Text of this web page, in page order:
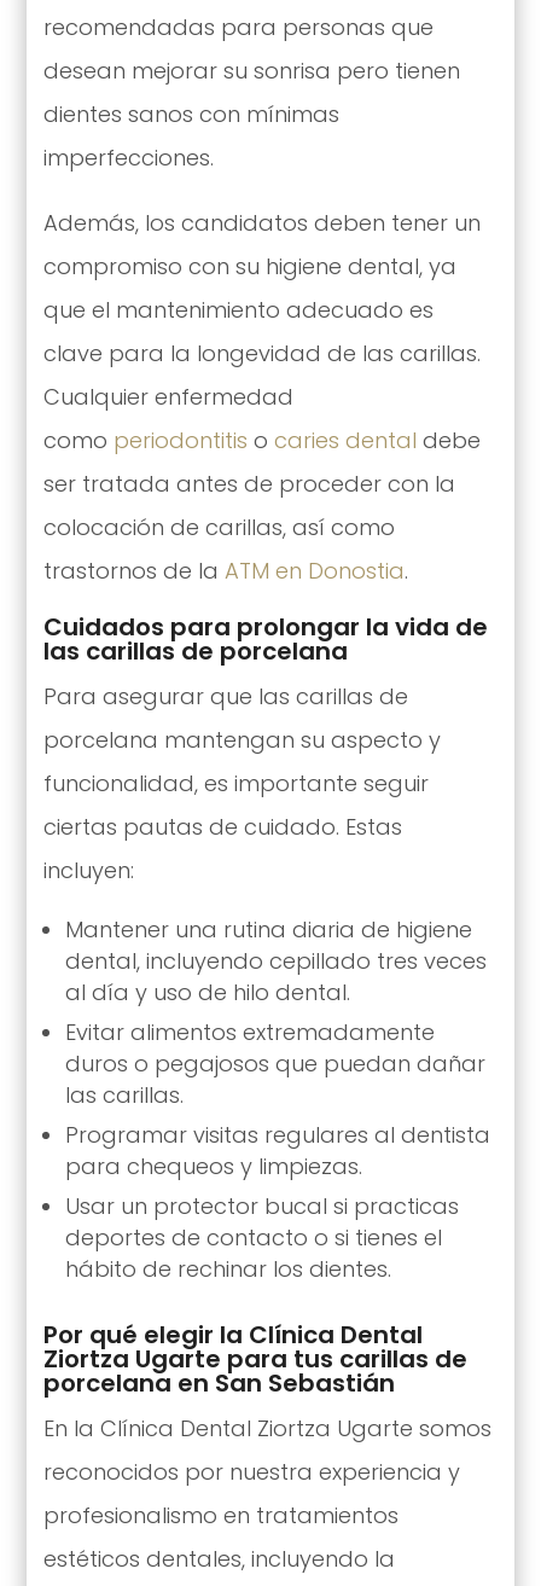
recomendadas para personas que
desean mejorar su sonrisa pero tienen
dientes sanos con mínimas
imperfecciones.
Además, los candidatos deben tener un
compromiso con su higiene dental, ya
que el mantenimiento adecuado es
clave para la longevidad de las carillas.
Cualquier enfermedad
como periodontitis o caries dental debe
ser tratada antes de proceder con la
colocación de carillas, así como
trastornos de la ATM en Donostia.
Cuidados para prolongar la vida de
las carillas de porcelana
Para asegurar que las carillas de
porcelana mantengan su aspecto y
funcionalidad, es importante seguir
ciertas pautas de cuidado. Estas
incluyen:
Mantener una rutina diaria de higiene
dental, incluyendo cepillado tres veces
al día y uso de hilo dental.
Evitar alimentos extremadamente
duros o pegajosos que puedan dañar
las carillas.
Programar visitas regulares al dentista
para chequeos y limpiezas.
Usar un protector bucal si practicas
deportes de contacto o si tienes el
hábito de rechinar los dientes.
Por qué elegir la Clínica Dental
Ziortza Ugarte para tus carillas de
porcelana en San Sebastián
En la Clínica Dental Ziortza Ugarte somos
reconocidos por nuestra experiencia y
profesionalismo en tratamientos
estéticos dentales, incluyendo la